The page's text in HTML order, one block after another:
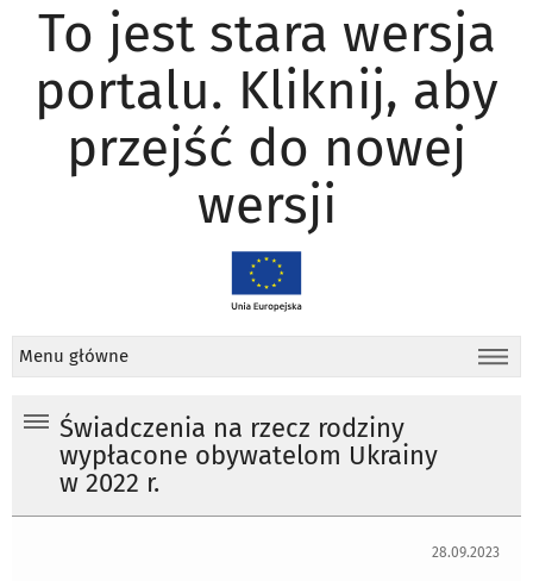
To jest stara wersja
portalu. Kliknij, aby
przejść do nowej
wersji
Menu główne
Świadczenia na rzecz rodziny
wypłacone obywatelom Ukrainy
w 2022 r.
28.09.2023